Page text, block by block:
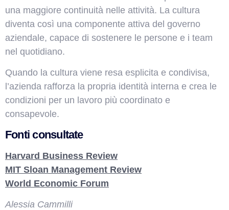
una maggiore continuità nelle attività. La cultura
diventa così una componente attiva del governo
aziendale, capace di sostenere le persone e i team
nel quotidiano.
Quando la cultura viene resa esplicita e condivisa,
l’azienda rafforza la propria identità interna e crea le
condizioni per un lavoro più coordinato e
consapevole.
Fonti consultate
Harvard Business Review
MIT Sloan Management Review
World Economic Forum
Alessia Cammilli